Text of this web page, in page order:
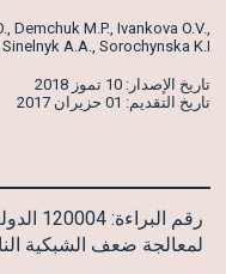
Demchuk M.P., Ivankova O.V.,
A.A., Sorochynska K.I.
تاريخ الإصدار: 10 تموز 2018
تاريخ التقديم: 01 حزيران 2017
رقم
لمعالجة ضعف الشبكية